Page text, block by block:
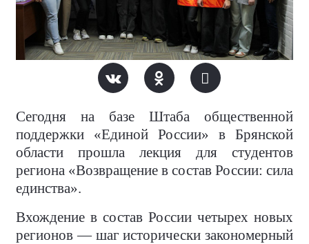
Сегодня на базе Штаба общественной
поддержки «Единой России» в Брянской
области прошла лекция для студентов
региона «Возвращение в состав России: сила
единства».
Вхождение в состав России четырех новых
регионов — шаг исторически закономерный